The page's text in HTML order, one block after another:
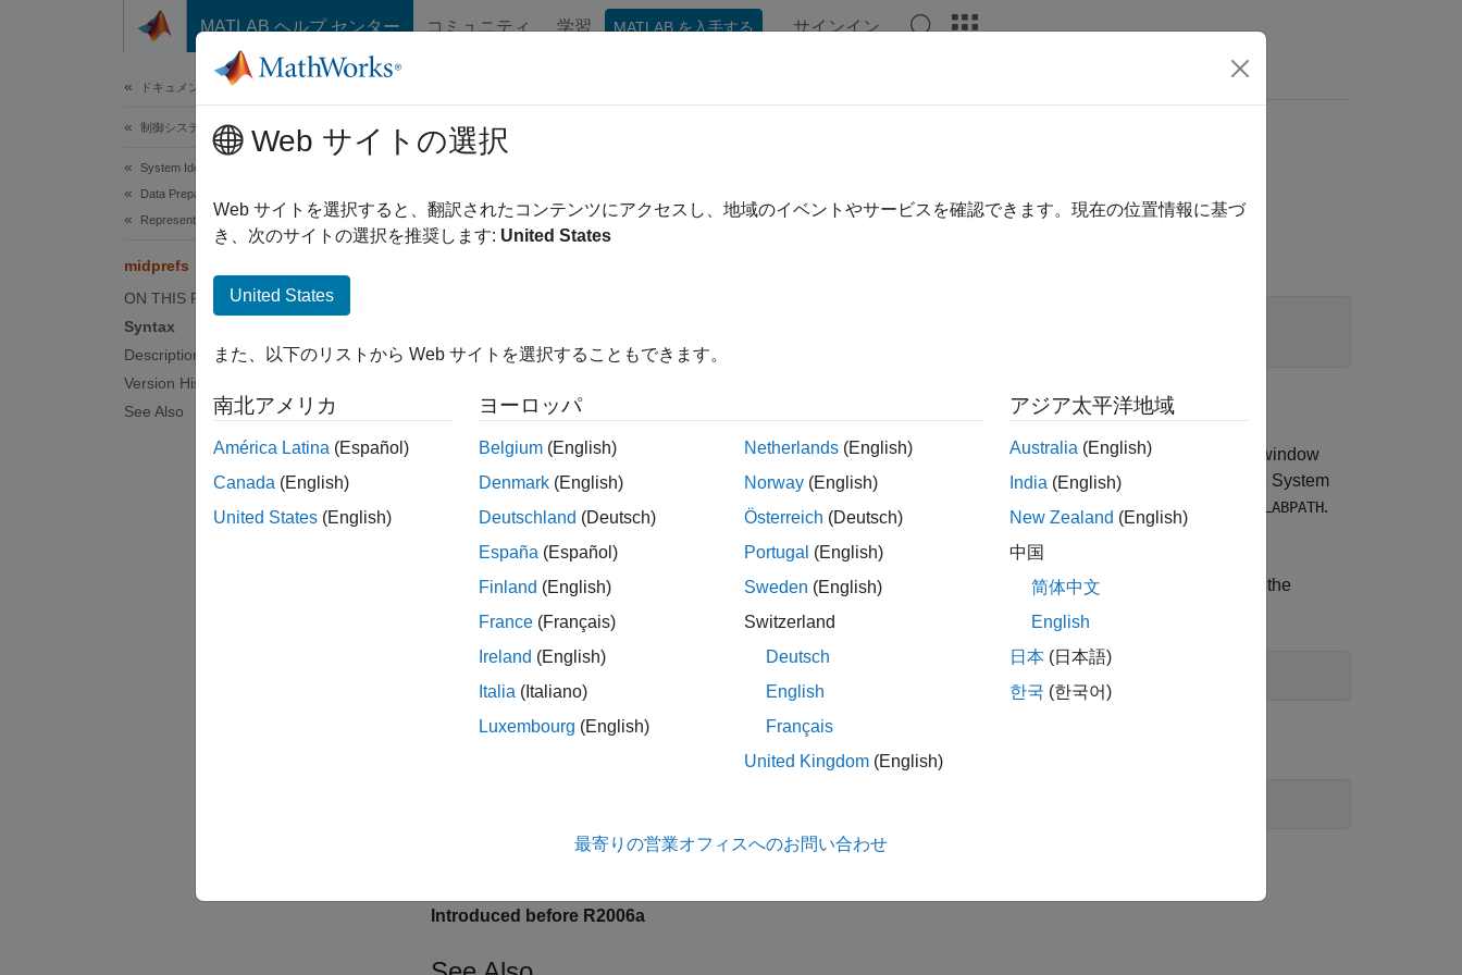
コンテンツへスキップ
MATLAB ヘルプ センター コミュニティ 学習 MATLAB を入手する サインイン
ドキュメンテーションのホーム
制御システム
System Identification Toolbox
Data Preparation
Represent Data
midprefs
ON THIS PAGE
Syntax
Description
Version History
See Also
midprefs
Specify location for file containing System Identification app startup information
Description
System Identification
app allows a large number of variables for customized choices. These include the window
layout, the default choices of plot options, and names and directories of the four most recent sessions with the System
Identification
app. This information is stored in the file idprefs.mat , which should be placed on the user's MATLABPATH.
The default, automatic location for this file is in the same folder as the user's
file.
midprefsis used to select or change the folder where you store . Either type
and follow the
instructions, or give the folder name as the argument. Include all folder delimiters, as in the PC case:
® case”
Introduced before R2006a
Web サイトの選択
Web サイトを選択すると、翻訳されたコンテンツにアクセスし、地域のイベントやサービスを確認できます。現在の位置情報に基づ
き、次のサイトの選択を推奨します: United States
United States
また、以下のリストから Web サイトを選択することもできます。
南北アメリカ
América Latina (Español)
Canada (English)
United States (English)
ヨーロッパ
Belgium (English)
Denmark (English)
Deutschland (Deutsch)
España (Español)
Finland (English)
France (Français)
Ireland (English)
Italia (Italiano)
Luxembourg (English)
Netherlands (English)
Norway (English)
Österreich (Deutsch)
Portugal (English)
Sweden (English)
Switzerland
Deutsch
English
Français
United Kingdom (English)
アジア太平洋地域
Australia (English)
India (English)
New Zealand (English)
中国
简体中文
English
日本 (日本語)
한국 (한국어)
最寄りの営業オフィスへのお問い合わせ